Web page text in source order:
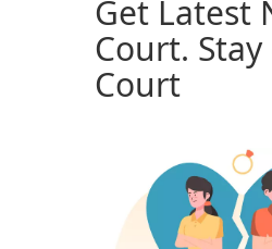
Get Latest
Court.
Court